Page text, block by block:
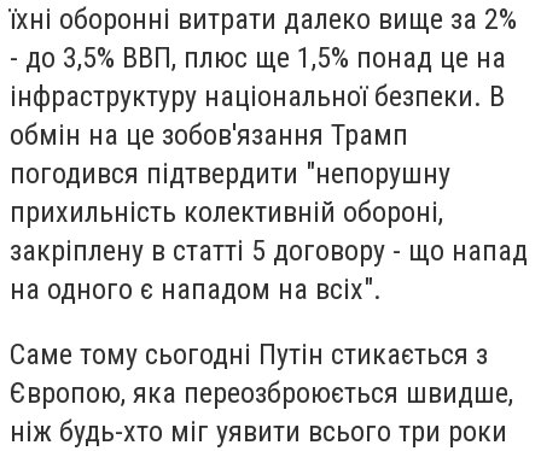
їхні оборонні витрати далеко вище за 2%
- до 3,5% ВВП, плюс ще 1,5% понад це на
інфраструктуру національної безпеки. В
обмін на це зобов'язання Трамп
погодився підтвердити "непорушну
прихильність колективній обороні,
закріплену в статті 5 договору - що напад
на одного є нападом на всіх".
Саме тому сьогодні Путін стикається з
Європою, яка переозброюється швидше,
ніж будь-хто міг уявити всього три роки